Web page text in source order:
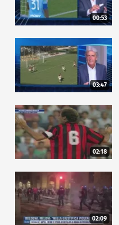
00:53
03:47
02:18
02:09